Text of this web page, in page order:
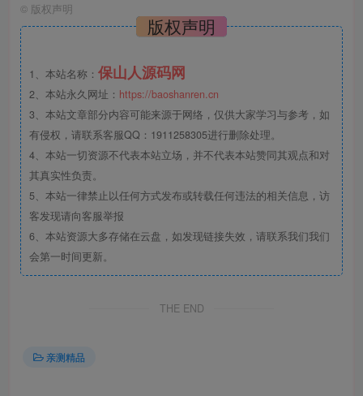
© 版权声明
版权声明
1、本站名称： 保山人源码网
2、本站永久网址： https://baoshanren.cn
3、本站文章部分内容可能来源于网络，仅供大家学习与参考，如
有侵权，请联系客服QQ：1911258305进行删除处理。
4、本站一切资源不代表本站立场，并不代表本站赞同其观点和对
其真实性负责。
5、本站一律禁止以任何方式发布或转载任何违法的相关信息，访
客发现请向客服举报
6、本站资源大多存储在云盘，如发现链接失效，请联系我们我们
会第一时间更新。
THE END
亲测精品